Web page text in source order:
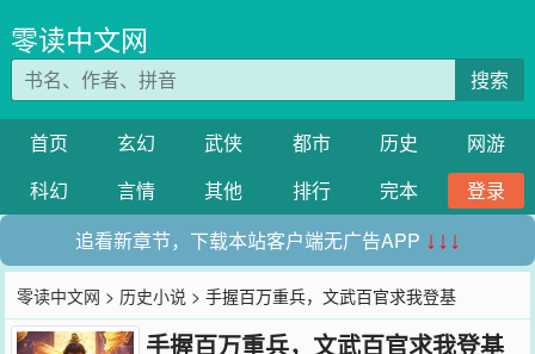
零读中文网
搜索
首页 玄幻 武侠 都市 历史
网游
科幻
言情 其他 排行 完本
登录
追看新章节，下载本站客户端无广告APP ↓↓↓
零读中文网 > 历史小说 > 手握百万重兵，文武百官求我登基
手握百万重兵，文武百官求我登基